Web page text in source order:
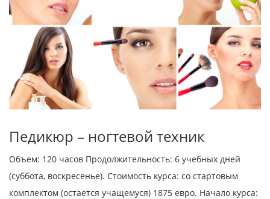
Педикюр – ногтевой техник
Объем: 120 часов Продолжительность: 6 учебных дней
(суббота, воскресенье). Стоимость курса: со стартовым
комплектом (остается учащемуся) 1875 евро. Начало курса: